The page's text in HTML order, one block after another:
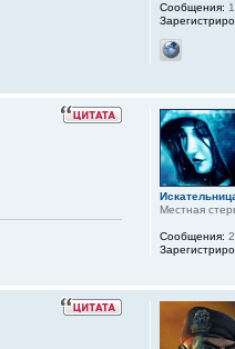
Сообщения:
Местная
Сообщения: